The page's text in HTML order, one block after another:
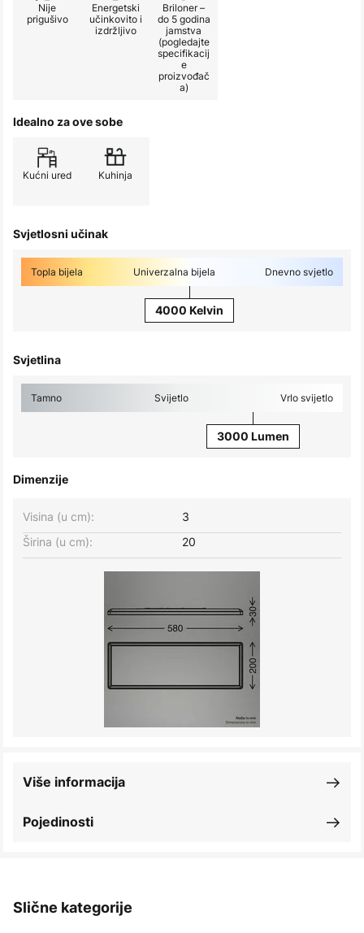
Nije
prigušivo
Energetski
učinkovito i
izdržljivo
Briloner –
do 5 godina
jamstva
(pogledajte
specifikacij
e
proizvođač
a)
Idealno za ove sobe
Kućni ured Kuhinja
Svjetlosni učinak
Topla bijela Univerzalna bijela Dnevno svjetlo
4000 Kelvin
Svjetlina
Tamno Svijetlo Vrlo svijetlo
3000 Lumen
Dimenzije
Širina (u cm): 20
Visina (u cm): 3
Pojedinosti
Više informacija
Slične kategorije